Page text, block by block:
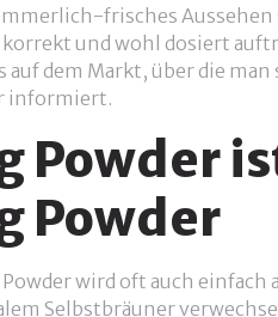
frisches
korrekt und wohl dosiert
auf dem Markt, über die
informiert.
Powder
Powder
wird oft auch
Selbstbräuner